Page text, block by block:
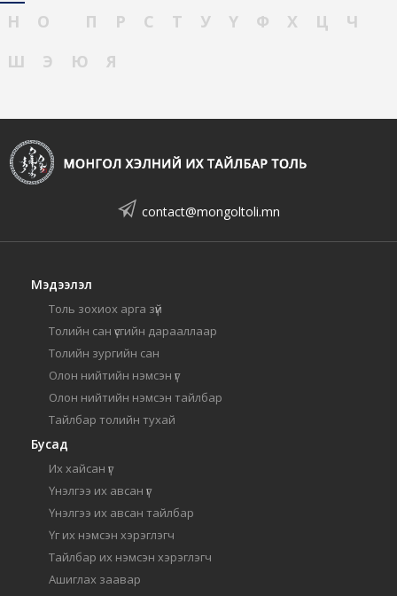
Н
О П Р С Т У Ү Ф Х Ц
Ч
Ш
Э Ю Я
contact@mongoltoli.mn
Мэдээлэл
Толь зохиох арга зүй
Толийн сан үсгийн дарааллаар
Толийн зургийн сан
Олон нийтийн нэмсэн үг
Олон нийтийн нэмсэн тайлбар
Тайлбар толийн тухай
Бусад
Их хайсан үг
Үнэлгээ их авсан үг
Үнэлгээ их авсан тайлбар
Үг их нэмсэн хэрэглэгч
Тайлбар их нэмсэн хэрэглэгч
Ашиглах заавар